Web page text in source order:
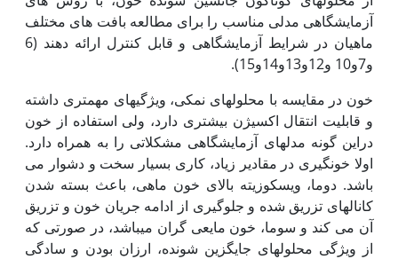
آزمایشگاهی مدلی مناسب را برای مطالعه بافت های مختلف
ماهیان در شرایط آزمایشگاهی و قابل کنترل ارائه دهند (6
و7و10 و12و13و14و15).
خون در مقایسه با محلول‏های نمکی، ویژگی‏های مهم‏تری داشته
و قابلیت انتقال اکسیژن بیشتری دارد، ولی استفاده از خون
دراین گونه مدل‏های آزمایشگاهی مشکلاتی را به همراه دارد.
اولا خون‏گیری در مقادیر زیاد، کاری بسیار سخت و دشوار می
باشد. دوما، ویسکوزیته بالای خون ماهی، باعث بسته شدن
کانال‏های تزریق شده و جلوگیری از ادامه جریان خون و تزریق
آن می کند و سوما، خون مایعی گران می‏باشد، در صورتی که
از ویژگی محلول‏های جایگزین شونده، ارزان بودن و سادگی